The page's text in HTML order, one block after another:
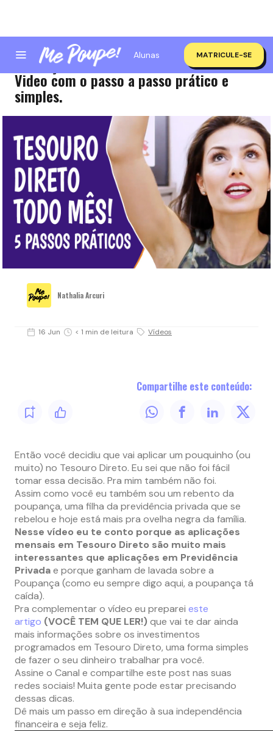
Alunas MATRICULE-SE
Aplicações mensais no Tesouro Direto!
Video com o passo a passo prático e
simples.
Nathalia Arcuri
16 Jun < 1 min de leitura Vídeos
Compartilhe este conteúdo:
Então você decidiu que vai aplicar um pouquinho (ou
muito) no Tesouro Direto. Eu sei que não foi fácil
tomar essa decisão. Pra mim também não foi.
Assim como você eu também sou um rebento da
poupança, uma filha da previdência privada que se
rebelou e hoje está mais pra ovelha negra da família.
Nesse vídeo eu te conto porque as aplicações
mensais em Tesouro Direto são muito mais
interessantes que aplicações em Previdência
Privadae porque ganham de lavada sobre a
Poupança (como eu sempre digo aqui, a poupança tá
caída).
Pra complementar o vídeo eu preparei este
artigo (VOCÊ TEM QUE LER!) que vai te dar ainda
mais informações sobre os investimentos
programados em Tesouro Direto, uma forma simples
de fazer o seu dinheiro trabalhar pra você.
Assine o Canal e compartilhe este post nas suas
redes sociais! Muita gente pode estar precisando
dessas dicas.
Dê mais um passo em direção à sua independência
financeira e seja feliz.